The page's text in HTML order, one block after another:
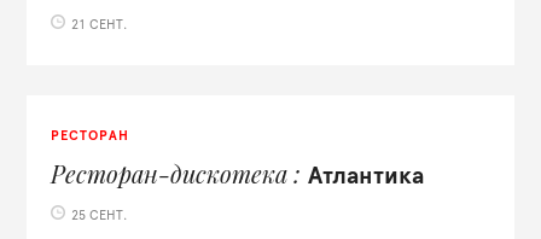
21 СЕНТ.
РЕСТОРАН
Ресторан-дискотека Атлантика
25 СЕНТ.